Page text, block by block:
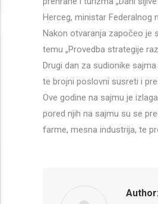
Herceg, ministar Federalnog
Nakon otvaranja započeo je
temu „Provedba strategije
Drugi dan za sudionike
te brojni poslovni susreti i
Ove godine na sajmu je
pored njih na sajmu su se
farme, mesna industrija, te
Author: